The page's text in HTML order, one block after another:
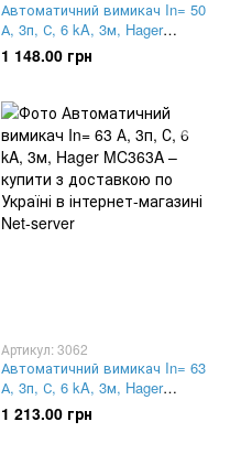
Автоматичний вимикач In= 50
А, 3п, С, 6 kA, 3м, Hager
MB350A
1 148.00 грн
Артикул: 3062
Автоматичний вимикач In= 63
А, 3п, С, 6 kA, 3м, Hager
MC363A
1 213.00 грн